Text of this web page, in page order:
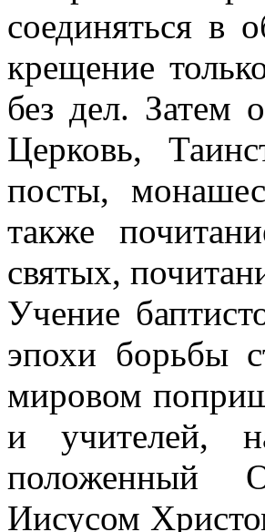
соединяться в
крещение
без дел. Затем
Церковь,
посты,
также
святых,
Учение
эпохи борьбы
мировом
и учителей,
положенный
Иисусом